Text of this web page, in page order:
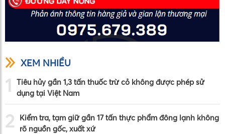
XEM NHIỀU
1
Tiêu hủy gần 1,3 tấn thuốc trừ cỏ không được phép sử
dụng tại Việt Nam
2
Kiểm tra, tạm giữ gần 17 tấn thực phẩm đông lạnh không
rõ nguồn gốc, xuất xứ